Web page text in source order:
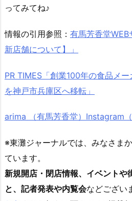
ってみてね♪
情報の引用参照： 有馬芳香堂
新店舗について】」
PR TIMES「創業100年の食品メ
を神戸市兵庫区へ移転」
arima （有馬芳香堂）Instagram
※東灘ジャーナルでは、みなさま
ています。
新規開店・閉店情報、イベントや
と、記者発表や内覧会などござい